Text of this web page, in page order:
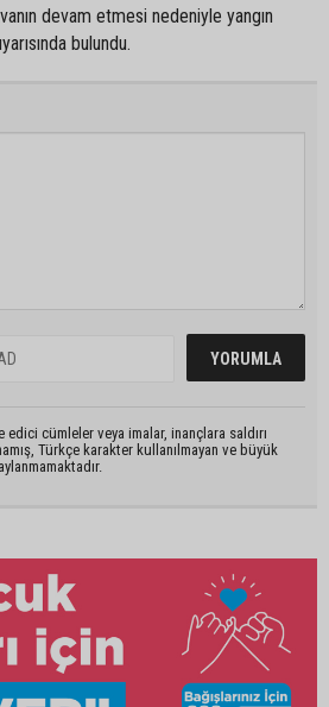
devam etmesi nedeniyle yangın
bulundu.
cümleler veya imalar, inançlara saldırı
Türkçe karakter kullanılmayan ve büyük